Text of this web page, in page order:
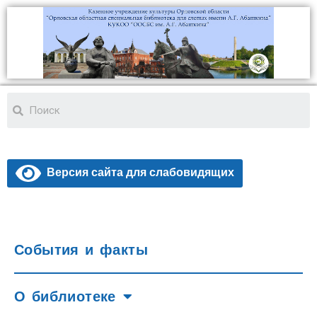
Версия сайта для слабовидящих
События и факты
О библиотеке